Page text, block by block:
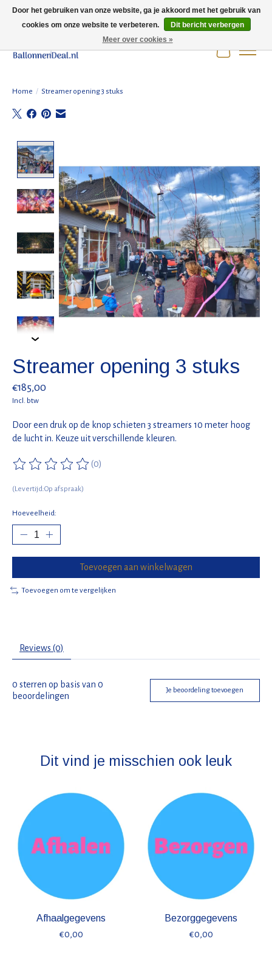
Wij zijn gesloten t/m 3 augustus i.v.m. de zomervakantie.
Home / Streamer opening 3 stuks
Streamer opening 3 stuks
€185,00
Incl. btw
Door een druk op de knop schieten 3 streamers 10 meter hoog
de lucht in. Keuze uit verschillende kleuren.
De beoordeling van dit product is
(0)
(Levertijd:Op afspraak)
Hoeveelheid:
Toevoegen aan winkelwagen
Toevoegen om te vergelijken
Reviews (0)
0 sterren op basis van 0
beoordelingen
Je beoordeling toevoegen
Dit vind je misschien ook leuk
Items van productcarrousel
Afhaalgegevens
€0,00
Bezorggegevens
€0,00
Door het gebruiken van onze website, ga je akkoord met het gebruik van
cookies om onze website te verbeteren.
Dit bericht verbergen
Meer over cookies »